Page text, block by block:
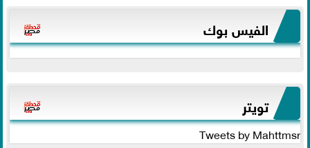
الفيس بوك
تويتر
Tweets by Mahttmsr